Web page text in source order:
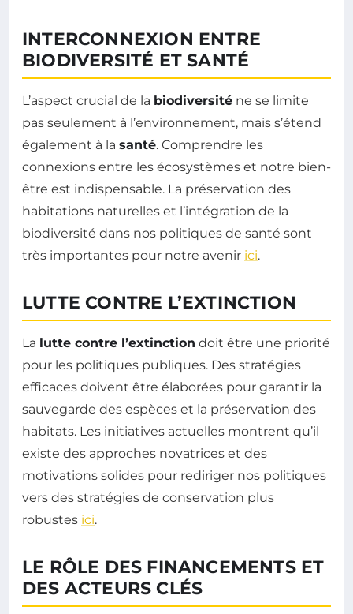
INTERCONNEXION ENTRE
BIODIVERSITÉ ET SANTÉ
L’aspect crucial de la biodiversité ne se limite
pas seulement à l’environnement, mais s’étend
également à la santé. Comprendre les
connexions entre les écosystèmes et notre bien-
être est indispensable. La préservation des
habitations naturelles et l’intégration de la
biodiversité dans nos politiques de santé sont
très importantes pour notre avenir ici.
LUTTE CONTRE L’EXTINCTION
La lutte contre l’extinction doit être une priorité
pour les politiques publiques. Des stratégies
efficaces doivent être élaborées pour garantir la
sauvegarde des espèces et la préservation des
habitats. Les initiatives actuelles montrent qu’il
existe des approches novatrices et des
motivations solides pour rediriger nos politiques
vers des stratégies de conservation plus
robustes ici.
LE RÔLE DES FINANCEMENTS ET
DES ACTEURS CLÉS